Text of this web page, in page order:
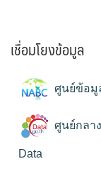
เชื่อมโยงข้อมูล
ศูนย์ข้อมู
ศูนย์กลา
Data